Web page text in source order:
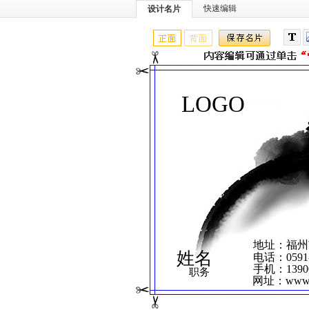
设计名片 快速编辑
姓名
职务
地址：福
电话：
手机：
网址：
LOGO